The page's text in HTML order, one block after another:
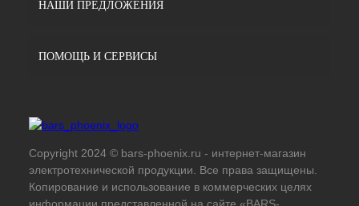
НАШИ ПРЕДЛОЖЕНИЯ
ПОМОЩЬ И СЕРВИСЫ
Copyright 2024 © bars-phoenix.ru - интернет-магазин
электротехнической продукции. Все права защищены.
Копирование и использование в коммерческих целях
информации представленной на сайте «BARS-